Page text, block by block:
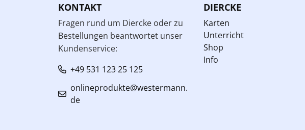
KONTAKT
Fragen rund um Diercke oder zu
Bestellungen beantwortet unser
Kundenservice:
+49 531 123 25 125
onlineprodukte@westermann.
de
DIERCKE
Karten
Unterricht
Shop
Info